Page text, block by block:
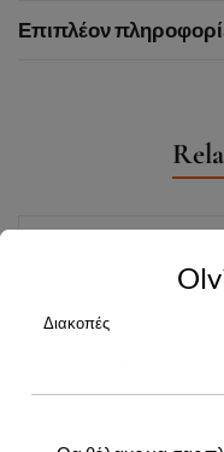
Επιπλέον
Διακοπές